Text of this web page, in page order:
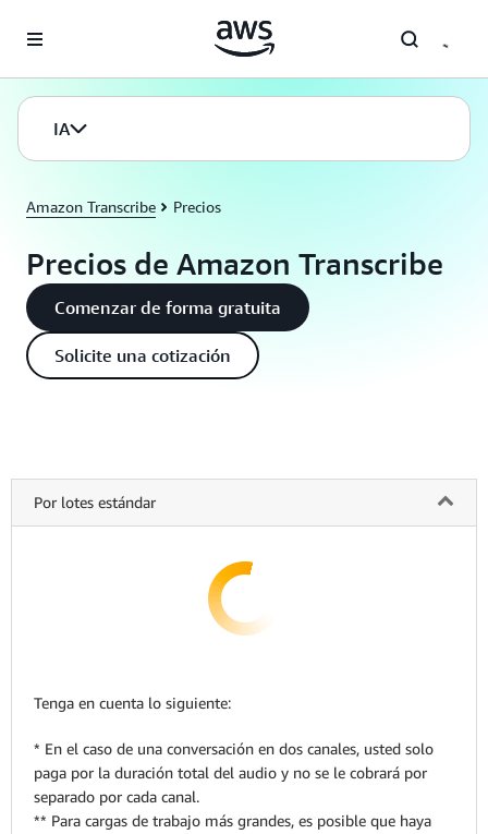
IA
Amazon Transcribe Precios
Precios de Amazon Transcribe
Comenzar de forma gratuita
Solicite una cotización
Por lotes estándar
Tenga en cuenta lo siguiente:
* En el caso de una conversación en dos canales, usted solo
paga por la duración total del audio y no se le cobrará por
separado por cada canal.
** Para cargas de trabajo más grandes, es posible que haya